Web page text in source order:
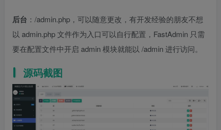
后台 ：/admin.php，可以随意更改，有开发经验的朋友不想
以 admin.php 文件作为入口可以自行配置，FastAdmin 只需
要在配置文件中开启 admin 模块就能以 /admin 进行访问。
源码截图